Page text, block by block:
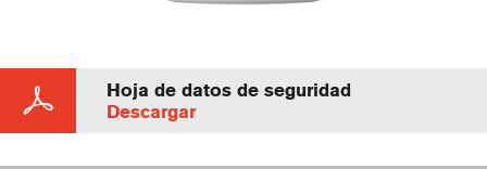
Hoja de datos de seguridad
Descargar